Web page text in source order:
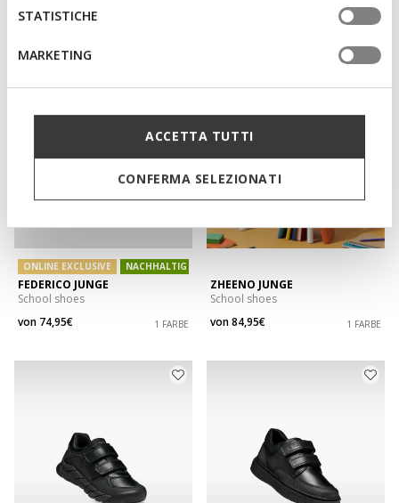
STATISTICHE
MARKETING
ACCETTA TUTTI
CONFERMA SELEZIONATI
Slip on Sneaker
ONLINE EXCLUSIVE NACHHALTIG
FEDERICO JUNGE
School shoes
von 74,95€ 1 FARBE
ZHEENO JUNGE
School shoes
von84,95€ 1 FARBE